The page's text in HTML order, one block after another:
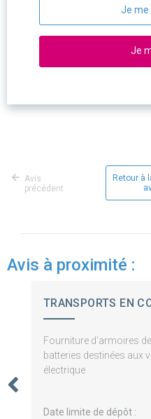
Je me
Je
Avis
précédent
Retour à
Avis à proximité :
TRANSPORTS EN
Fourniture d'armoires
batteries destinées aux
électrique
Date limite de dépôt :